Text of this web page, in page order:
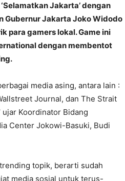
Jakarta’ dengan
Gubernur Jakarta Joko Widodo
para gamers lokal. Game ini
dengan membentot
media asing, antara lain :
Journal, dan The Strait
ujar Koordinator Bidang
Center Jokowi-Basuki, Budi
topik, berarti sudah
media sosial untuk terus-